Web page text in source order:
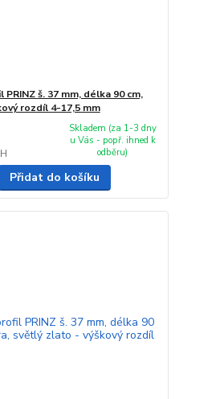
š. 37 mm, délka 90 cm,
rozdíl 4-17,5 mm
Skladem (za 1-3 dny
u Vás - popř. ihned k
odběru)
Přidat do košíku